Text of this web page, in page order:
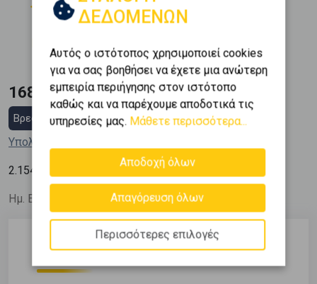
4 (4ος)
78 m
1976
168.000 €
Βρες στεγαστικό δάνειο
Υπολόγισε τη δόση μου
2.154
Ημ. Ενημέρωσης: 10/07/26
Περιγραφή
ΔΕΔΟΜΕΝΩΝ
Αυτός ο ιστότοπος χρησιμοποιεί cookies
για να σας βοηθήσει να έχετε μια ανώτερη
εμπειρία περιήγησης στον ιστότοπο
καθώς και να παρέχουμε αποδοτικά τις
υπηρεσίες μας. Μάθετε περισσότερα...
Αποδοχή όλων
Απαγόρευση όλων
Περισσότερες επιλογές